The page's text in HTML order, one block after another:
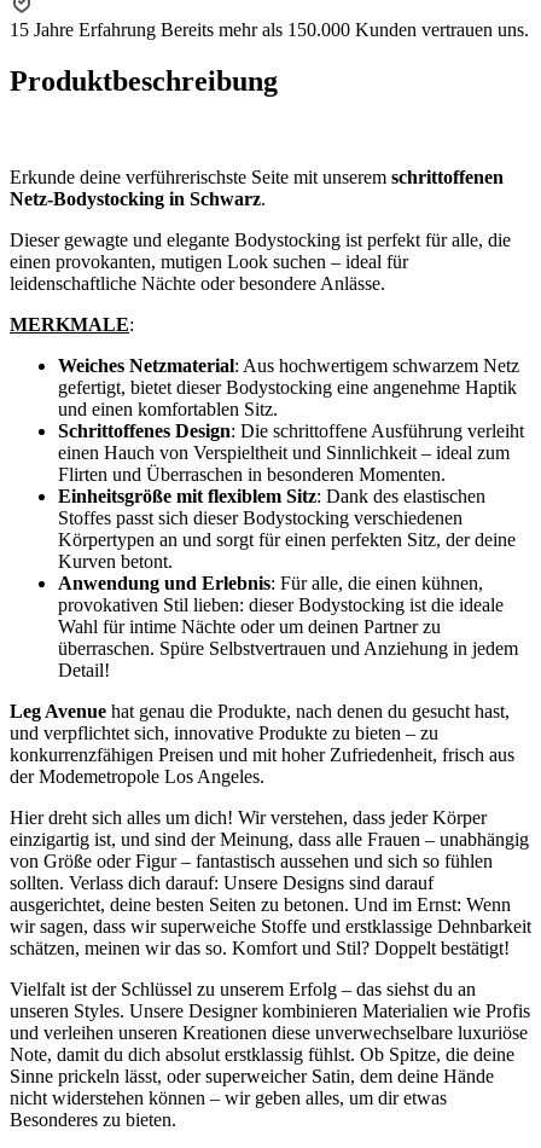
15 Jahre Erfahrung Bereits mehr als 150.000 Kunden vertrauen uns.
Produktbeschreibung
Erkunde deine verführerischste Seite mit unserem schrittoffenen
Netz-Bodystocking in Schwarz.
Dieser gewagte und elegante Bodystocking ist perfekt für alle, die
einen provokanten, mutigen Look suchen – ideal für
leidenschaftliche Nächte oder besondere Anlässe.
MERKMALE:
Weiches Netzmaterial: Aus hochwertigem schwarzem Netz
gefertigt, bietet dieser Bodystocking eine angenehme Haptik
und einen komfortablen Sitz.
Schrittoffenes Design: Die schrittoffene Ausführung verleiht
einen Hauch von Verspieltheit und Sinnlichkeit – ideal zum
Flirten und Überraschen in besonderen Momenten.
Einheitsgröße mit flexiblem Sitz: Dank des elastischen
Stoffes passt sich dieser Bodystocking verschiedenen
Körpertypen an und sorgt für einen perfekten Sitz, der deine
Kurven betont.
Anwendung und Erlebnis: Für alle, die einen kühnen,
provokativen Stil lieben: dieser Bodystocking ist die ideale
Wahl für intime Nächte oder um deinen Partner zu
überraschen. Spüre Selbstvertrauen und Anziehung in jedem
Detail!
Leg Avenue hat genau die Produkte, nach denen du gesucht hast,
und verpflichtet sich, innovative Produkte zu bieten – zu
konkurrenzfähigen Preisen und mit hoher Zufriedenheit, frisch aus
der Modemetropole Los Angeles.
Hier dreht sich alles um dich! Wir verstehen, dass jeder Körper
einzigartig ist, und sind der Meinung, dass alle Frauen – unabhängig
von Größe oder Figur – fantastisch aussehen und sich so fühlen
sollten. Verlass dich darauf: Unsere Designs sind darauf
ausgerichtet, deine besten Seiten zu betonen. Und im Ernst: Wenn
wir sagen, dass wir superweiche Stoffe und erstklassige Dehnbarkeit
schätzen, meinen wir das so. Komfort und Stil? Doppelt bestätigt!
Vielfalt ist der Schlüssel zu unserem Erfolg – das siehst du an
unseren Styles. Unsere Designer kombinieren Materialien wie Profis
und verleihen unseren Kreationen diese unverwechselbare luxuriöse
Note, damit du dich absolut erstklassig fühlst. Ob Spitze, die deine
Sinne prickeln lässt, oder superweicher Satin, dem deine Hände
nicht widerstehen können – wir geben alles, um dir etwas
Besonderes zu bieten.